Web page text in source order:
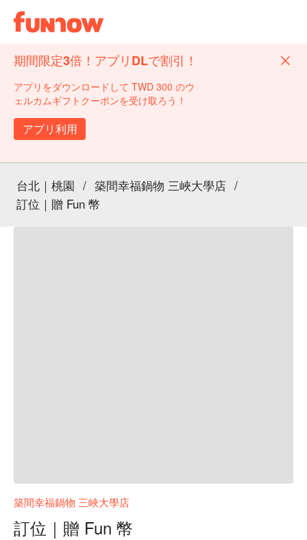
期間限定3倍！アプリDLで割引！
アプリをダウンロードして TWD 300 のウ
ェルカムギフトクーポンを受け取ろう！
アプリ利用
台北｜桃園 / 築間幸福鍋物 三峽大學店 /
訂位｜贈 Fun 幣
築間幸福鍋物 三峽大學店
訂位｜贈 Fun 幣